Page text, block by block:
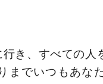
き、すべての人
までいつもあな